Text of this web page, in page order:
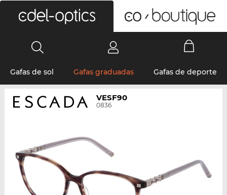
Gafas de sol Gafas graduadas Gafas de deporte
VESF90
0836